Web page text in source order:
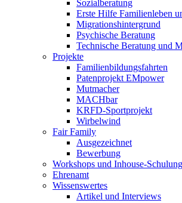
Sozialberatung
Erste Hilfe Familienleben
Migrationshintergrund
Psychische Beratung
Technische Beratung und
Projekte
Familienbildungsfahrten
Patenprojekt EMpower
Mutmacher
MACHbar
KRFD-Sportprojekt
Wirbelwind
Fair Family
Ausgezeichnet
Bewerbung
Workshops und Inhouse-
Ehrenamt
Wissenswertes
Artikel und Interviews